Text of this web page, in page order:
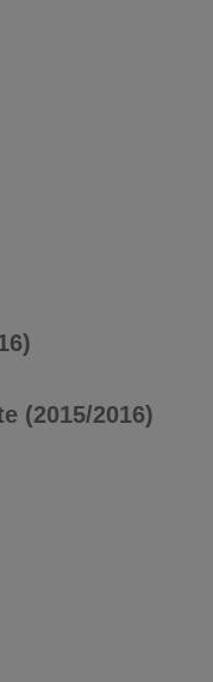
(2015/2016)